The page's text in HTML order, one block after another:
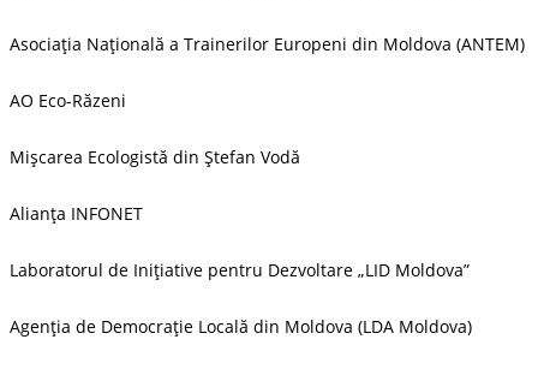
Asociația Națională a Trainerilor Europeni din Moldova (ANTEM)
AO Eco-Răzeni
Mişcarea Ecologistă din Ştefan Vodă
Alianța INFONET
Laboratorul de Inițiative pentru Dezvoltare „LID Moldova”
Agenția de Democrație Locală din Moldova (LDA Moldova)